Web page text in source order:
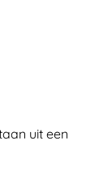
uit een